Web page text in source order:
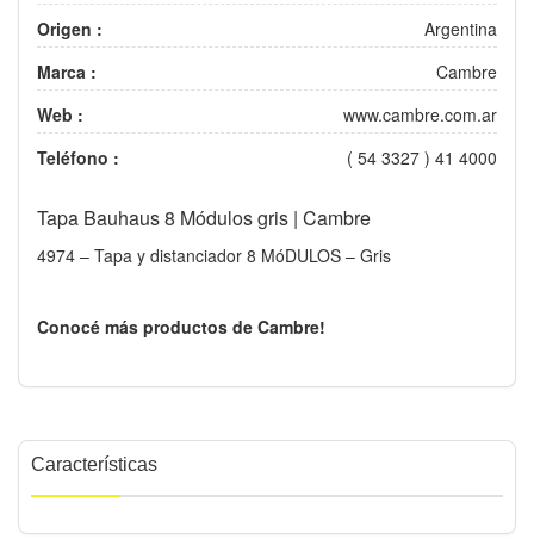
Origen :
Argentina
Marca :
Cambre
Web :
www.cambre.com.ar
Teléfono :
( 54 3327 ) 41 4000
Tapa Bauhaus 8 Módulos gris | Cambre
4974 – Tapa y distanciador 8 MóDULOS – Gris
Conocé más productos de Cambre!
Características